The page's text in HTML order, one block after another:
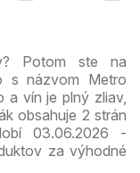
Potom ste na
s názvom Metro
a vín je plný zliav,
obsahuje 2 strán
03.06.2026 -
za výhodné